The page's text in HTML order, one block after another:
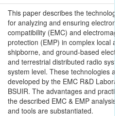
This paper describes the
for analyzing and ensuring
compatibility (EMC) and
protection (EMP) in complex local
shipborne, and ground-based
and terrestrial distributed radio
system level. These technologies
developed by the EMC R&D
BSUIR. The advantages and
the described EMC & EMP analysis
and tools are substantiated.